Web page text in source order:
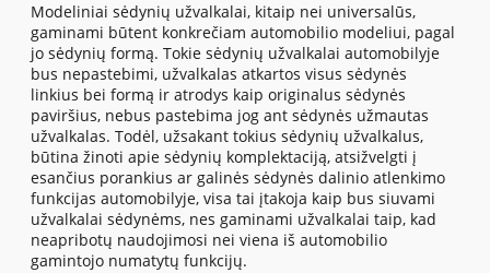
Modeliniai sėdynių užvalkalai, kitaip nei universalūs,
gaminami būtent konkrečiam automobilio modeliui, pagal
jo sėdynių formą. Tokie sėdynių užvalkalai automobilyje
bus nepastebimi, užvalkalas atkartos visus sėdynės
linkius bei formą ir atrodys kaip originalus sėdynės
paviršius, nebus pastebima jog ant sėdynės užmautas
užvalkalas. Todėl, užsakant tokius sėdynių užvalkalus,
būtina žinoti apie sėdynių komplektaciją, atsižvelgti į
esančius porankius ar galinės sėdynės dalinio atlenkimo
funkcijas automobilyje, visa tai įtakoja kaip bus siuvami
užvalkalai sėdynėms, nes gaminami užvalkalai taip, kad
neapribotų naudojimosi nei viena iš automobilio
gamintojo numatytų funkcijų.